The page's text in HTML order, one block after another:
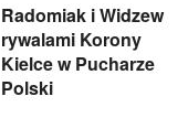
Radomiak i Widzew
rywalami Korony
Kielce w Pucharze
Polski